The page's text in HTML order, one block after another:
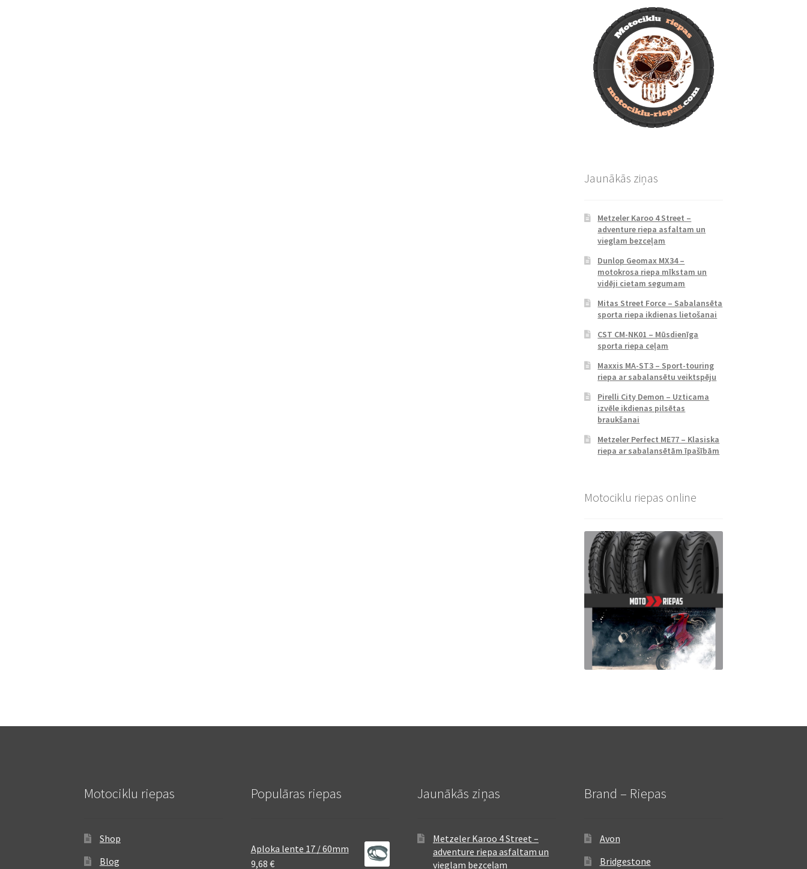
Jaunākās ziņas
Metzeler Karoo 4 Street –
adventure riepa asfaltam un
vieglam bezceļam
Dunlop Geomax MX34 –
motokrosa riepa mīkstam un
vidēji cietam segumam
Mitas Street Force – Sabalansēta
sporta riepa ikdienas lietošanai
CST CM-NK01 – Mūsdienīga
sporta riepa ceļam
Maxxis MA-ST3 – Sport-touring
riepa ar sabalansētu veiktspēju
Pirelli City Demon – Uzticama
izvēle ikdienas pilsētas
braukšanai
Metzeler Perfect ME77 – Klasiska
riepa ar sabalansētām īpašībām
Motociklu riepas online
Motociklu riepas
Shop
Blog
Populāras riepas
Aploka lente 17 / 60mm
9,68 €
Jaunākās ziņas
Metzeler Karoo 4 Street –
adventure riepa asfaltam un
vieglam bezceļam
Brand – Riepas
Avon
Bridgestone